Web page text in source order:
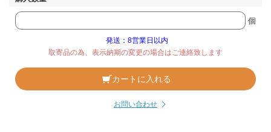
個
発送：8営業日以内
取寄品の為、表示納期の変更の場合はご連絡致します
カートに入れる
お問い合わせ